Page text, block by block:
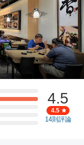
4.5
4.5
14則評論